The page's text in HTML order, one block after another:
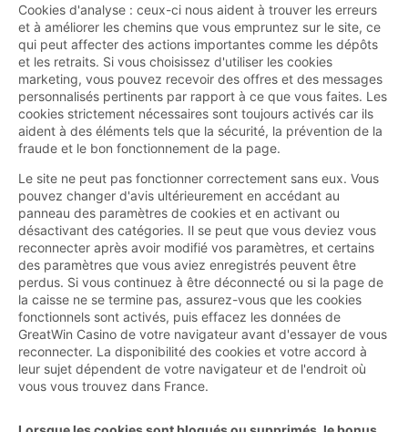
Cookies d'analyse : ceux-ci nous aident à trouver les erreurs
et à améliorer les chemins que vous empruntez sur le site, ce
qui peut affecter des actions importantes comme les dépôts
et les retraits. Si vous choisissez d'utiliser les cookies
marketing, vous pouvez recevoir des offres et des messages
personnalisés pertinents par rapport à ce que vous faites. Les
cookies strictement nécessaires sont toujours activés car ils
aident à des éléments tels que la sécurité, la prévention de la
fraude et le bon fonctionnement de la page.
Le site ne peut pas fonctionner correctement sans eux. Vous
pouvez changer d'avis ultérieurement en accédant au
panneau des paramètres de cookies et en activant ou
désactivant des catégories. Il se peut que vous deviez vous
reconnecter après avoir modifié vos paramètres, et certains
des paramètres que vous aviez enregistrés peuvent être
perdus. Si vous continuez à être déconnecté ou si la page de
la caisse ne se termine pas, assurez-vous que les cookies
fonctionnels sont activés, puis effacez les données de
GreatWin Casino de votre navigateur avant d'essayer de vous
reconnecter. La disponibilité des cookies et votre accord à
leur sujet dépendent de votre navigateur et de l'endroit où
vous vous trouvez dans France.